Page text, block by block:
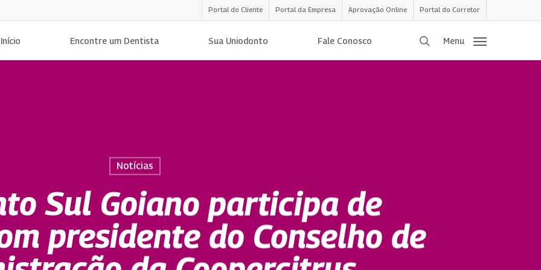
Portal do Cliente Portal da Empresa Aprovação Online Portal do Corretor
Início Encontre um Dentista Sua Uniodonto Fale Conosco procurar
Menu
Notícias
Sul Goiano participa de
presidente do Conselho de